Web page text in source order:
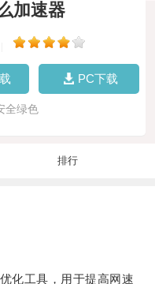
加速器
PC下载
全绿色
排行
工具，用于提高网速